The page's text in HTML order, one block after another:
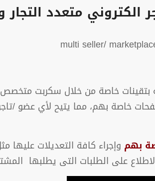
متعدد التجار
بتقينات خاصة من خلال سكربت
خاصة بهم، مما يتيح لأي عضو /
بهم وإجراء كافة التعديلات عليها
على الطلبات التى يطلبها